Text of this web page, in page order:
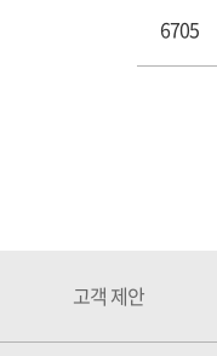
6705
고객 제안